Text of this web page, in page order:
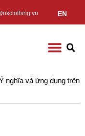
EN
nghĩa và ứng dụng trên